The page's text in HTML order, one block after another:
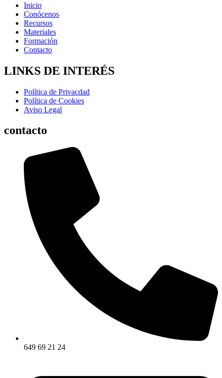
Inicio
Conócenos
Recursos
Materiales
Formación
Contacto
LINKS DE INTERÉS
Política de Privacdad
Política de Cookies
Aviso Legal
contacto
649 69 21 24